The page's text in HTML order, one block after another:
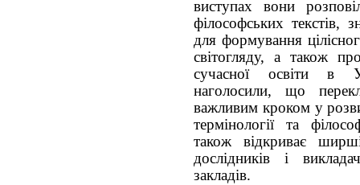
виступах вони
філософських текстів,
для формування
світогляду, а також
сучасної освіти в
наголосили, що
важливим кроком у
термінології та
також відкриває
дослідників і
закладів.